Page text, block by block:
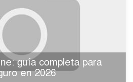
guía completa para
en 2026